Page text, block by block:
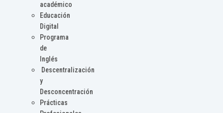
académico
Educación
Digital
Programa
de
Inglés
Descentralización
y
Desconcentración
Prácticas